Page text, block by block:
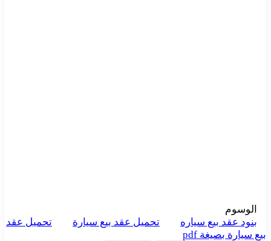
الوسوم
بنود عقد بيع سياره
تحميل عقد بيع سيارة
تحميل عقد
بيع سيارة بصيغة pdf